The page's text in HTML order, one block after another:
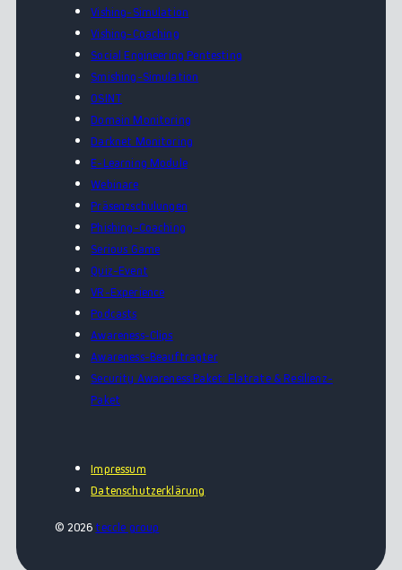
Vishing-Simulation
Vishing-Coaching
Social Engineering Pentesting
Smishing-Simulation
OSINT
Domain Monitoring
Darknet Monitoring
E-Learning Module
Webinare
Präsenzschulungen
Phishing-Coaching
Serious Game
Quiz-Event
VR-Experience
Podcasts
Awareness-Clips
Awareness-Beauftragter
Security Awareness Paket: Flatrate & Resilienz-
Paket
Impressum
Datenschutzerklärung
© 2026 teccle group